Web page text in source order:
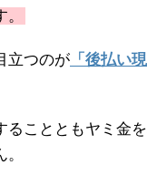
立つのが 「後払い
ることともヤミ金